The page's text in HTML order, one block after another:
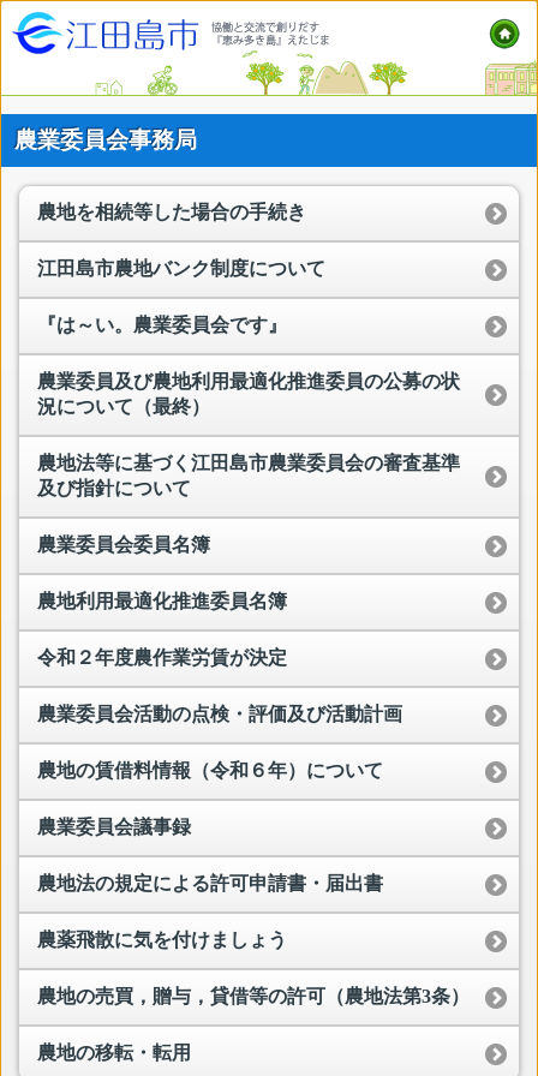
農業委員会事務局
農地を相続等した場合の手続き
江田島市農地バンク制度について
『は～い。農業委員会です』
農業委員及び農地利用最適化推進委員の公募の状
況について（最終）
農地法等に基づく江田島市農業委員会の審査基準
及び指針について
農業委員会委員名簿
農地利用最適化推進委員名簿
令和２年度農作業労賃が決定
農業委員会活動の点検・評価及び活動計画
農地の賃借料情報（令和６年）について
農業委員会議事録
農地法の規定による許可申請書・届出書
農薬飛散に気を付けましょう
農地の売買，贈与，貸借等の許可（農地法第3条）
農地の移転・転用